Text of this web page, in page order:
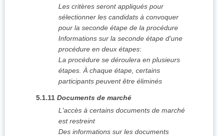
Les critères seront appliqués pour
sélectionner les candidats à convoquer
pour la seconde étape de la procédure
Informations sur la seconde étape d'une
procédure en deux étapes:
La procédure se déroulera en plusieurs
étapes. À chaque étape, certains
participants peuvent être éliminés
5.1.11 Documents de marché
L'accès à certains documents de marché
est restreint
Des informations sur les documents